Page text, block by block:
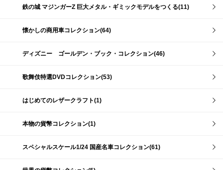
鉄の城 マジンガーZ 巨大メタル・ギミックモデルをつくる(11)
懐かしの商用車コレクション(64)
ディズニー ゴールデン・ブック・コレクション(46)
歌舞伎特選DVDコレクション(53)
はじめてのレザークラフト(1)
本物の貨幣コレクション(1)
スペシャルスケール1/24 国産名車コレクション(61)